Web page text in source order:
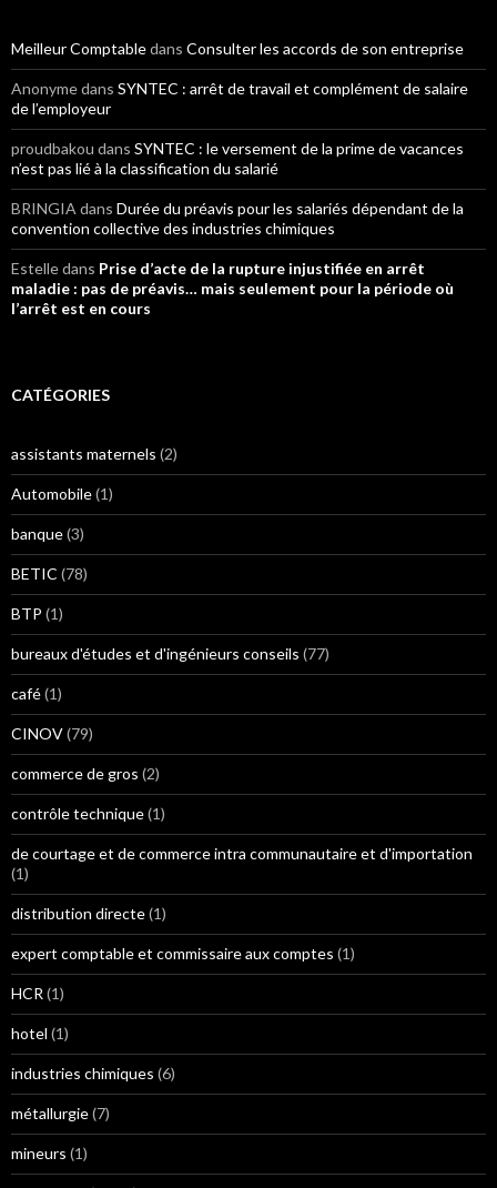
Meilleur Comptabledans Consulter les accords de son entreprise
Anonymedans SYNTEC : arrêt de travail et complément de salaire
de l’employeur
proudbakou dans SYNTEC : le versement de la prime de vacances
n’est pas lié à la classification du salarié
BRINGIA dans Durée du préavis pour les salariés dépendant de la
convention collective des industries chimiques
Estelledans Prise d’acte de la rupture injustifiée en arrêt
maladie : pas de préavis… mais seulement pour la période où
l’arrêt est en cours
CATÉGORIES
assistants maternels (2)
Automobile(1)
banque(3)
BETIC (78)
BTP (1)
bureaux d'études et d'ingénieurs conseils (77)
café(1)
CINOV(79)
commerce de gros (2)
contrôle technique(1)
de courtage et de commerce intra communautaire et d'importation
(1)
distribution directe(1)
expert comptable et commissaire aux comptes (1)
HCR (1)
hotel (1)
industries chimiques (6)
métallurgie(7)
mineurs (1)